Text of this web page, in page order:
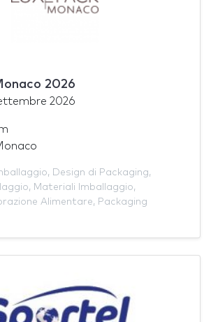
2026
2026
, Design di Packaging,
, Materiali Imballaggio,
Alimentare, Packaging